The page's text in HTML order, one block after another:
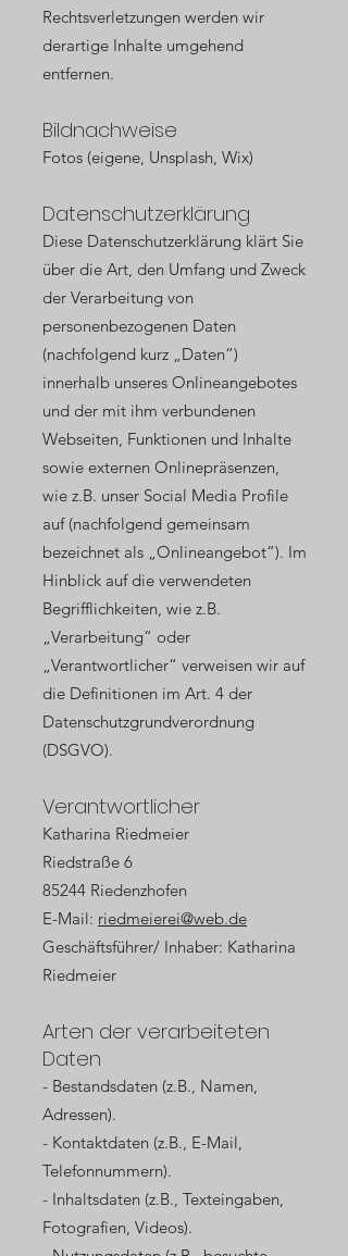
Rechtsverletzungen werden wir
derartige Inhalte umgehend
entfernen.
Bildnachweise
Fotos (eigene, Unsplash, Wix)
Datenschutzerklärung
Diese Datenschutzerklärung klärt Sie
über die Art, den Umfang und Zweck
der Verarbeitung von
personenbezogenen Daten
(nachfolgend kurz „Daten“)
innerhalb unseres Onlineangebotes
und der mit ihm verbundenen
Webseiten, Funktionen und Inhalte
sowie externen Onlinepräsenzen,
wie z.B. unser Social Media Profile
auf (nachfolgend gemeinsam
bezeichnet als „Onlineangebot“). Im
Hinblick auf die verwendeten
Begrifflichkeiten, wie z.B.
„Verarbeitung“ oder
„Verantwortlicher“ verweisen wir auf
die Definitionen im Art. 4 der
Datenschutzgrundverordnung
(DSGVO).
Verantwortlicher
Katharina Riedmeier
Riedstraße 6
85244 Riedenzhofen
E-Mail: riedmeierei@web.de
Geschäftsführer/ Inhaber: Katharina
Riedmeier
Arten der verarbeiteten
Daten
- Bestandsdaten (z.B., Namen,
Adressen).
- Kontaktdaten (z.B., E-Mail,
Telefonnummern).
- Inhaltsdaten (z.B., Texteingaben,
Fotografien, Videos).